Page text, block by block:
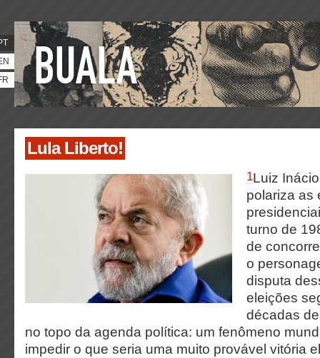
Lula Liberto!
1Luiz
polariza as
turno de
de
o
disputa
eleições
décadas
no topo da agenda política: um fenômeno
impedir o que seria uma muito provável vitória